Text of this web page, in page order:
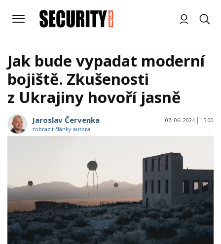
Jak bude vypadat moderní
bojiště. Zkušenosti
z Ukrajiny hovoří jasně
Jaroslav Červenka
zobrazit články autora
07. 06. 2024 15:00